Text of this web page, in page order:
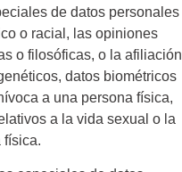
de datos personales
o racial, las opiniones
o filosóficas, o la afiliación
datos biométricos
a una persona física,
a la vida sexual o la
física.